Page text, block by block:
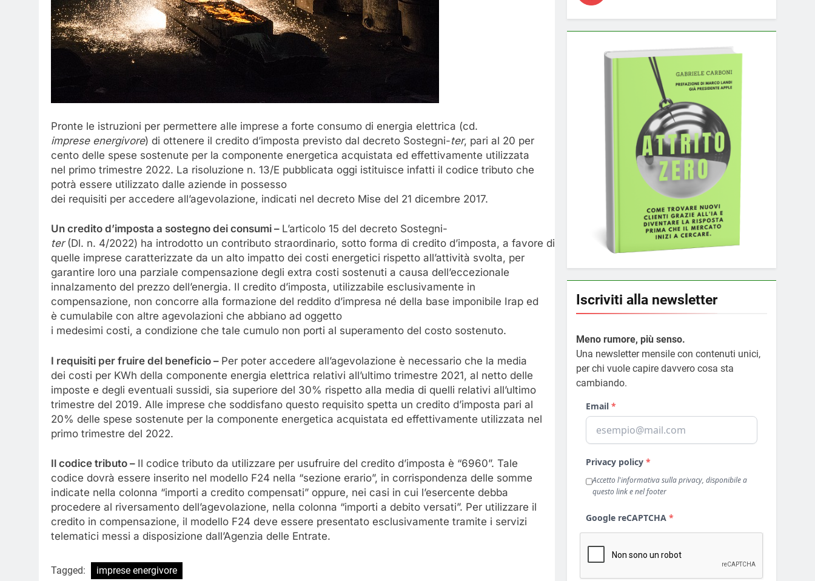
Pronte le istruzioni per permettere alle imprese a forte consumo di energia elettrica (cd.
imprese energivore) di ottenere il credito d’imposta previsto dal decreto Sostegni-ter, pari al 20 per
cento delle spese sostenute per la componente energetica acquistata ed effettivamente utilizzata
nel primo trimestre 2022. La risoluzione n. 13/E pubblicata oggi istituisce infatti il codice tributo che
potrà essere utilizzato dalle aziende in possesso
dei requisiti per accedere all’agevolazione, indicati nel decreto Mise del 21 dicembre 2017.
Un credito d’imposta a sostegno dei consumi – L’articolo 15 del decreto Sostegni-
ter (Dl. n. 4/2022) ha introdotto un contributo straordinario, sotto forma di credito d’imposta, a favore di
quelle imprese caratterizzate da un alto impatto dei costi energetici rispetto all’attività svolta, per
garantire loro una parziale compensazione degli extra costi sostenuti a causa dell’eccezionale
innalzamento del prezzo dell’energia. Il credito d’imposta, utilizzabile esclusivamente in
compensazione, non concorre alla formazione del reddito d’impresa né della base imponibile Irap ed
è cumulabile con altre agevolazioni che abbiano ad oggetto
i medesimi costi, a condizione che tale cumulo non porti al superamento del costo sostenuto.
I requisiti per fruire del beneficio – Per poter accedere all’agevolazione è necessario che la media
dei costi per KWh della componente energia elettrica relativi all’ultimo trimestre 2021, al netto delle
imposte e degli eventuali sussidi, sia superiore del 30% rispetto alla media di quelli relativi all’ultimo
trimestre del 2019. Alle imprese che soddisfano questo requisito spetta un credito d’imposta pari al
20% delle spese sostenute per la componente energetica acquistata ed effettivamente utilizzata nel
primo trimestre del 2022.
Il codice tributo – Il codice tributo da utilizzare per usufruire del credito d’imposta è “6960”. Tale
codice dovrà essere inserito nel modello F24 nella “sezione erario”, in corrispondenza delle somme
indicate nella colonna “importi a credito compensati” oppure, nei casi in cui l’esercente debba
procedere al riversamento dell’agevolazione, nella colonna “importi a debito versati”. Per utilizzare il
credito in compensazione, il modello F24 deve essere presentato esclusivamente tramite i servizi
telematici messi a disposizione dall’Agenzia delle Entrate.
Tagged: imprese energivore
Iscriviti alla newsletter
Meno rumore, più senso.
Una newsletter mensile con contenuti unici,
per chi vuole capire davvero cosa sta
cambiando.